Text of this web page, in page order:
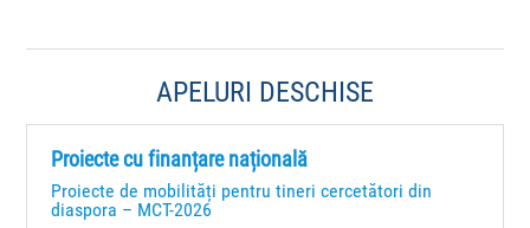
APELURI DESCHISE
Proiecte cu finanțare națională
Proiecte de mobilități pentru tineri cercetători din
diaspora – MCT-2026